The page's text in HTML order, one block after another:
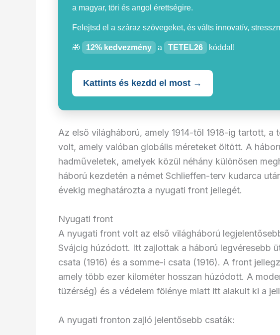
a magyar, töri és angol érettségire.
Felejtsd el a száraz szövegeket, és válts innovatív,
🎁 12% kedvezmény a TETEL26 kóddal!
Kattints és kezdd el most →
Az első világháború, amely 1914-től 1918-ig tartott, a
volt, amely valóban globális méreteket öltött. A
hadműveletek, amelyek közül néhány különösen
háború kezdetén a német Schlieffen-terv kudarca
évekig meghatározta a nyugati front jellegét.
Nyugati front
A nyugati front volt az első világháború
Svájcig húzódott. Itt zajlottak a háború legvéresebb
csata (1916) és a somme-i csata (1916). A front
amely több ezer kilométer hosszan húzódott. A
tüzérség) és a védelem fölénye miatt itt alakult ki a
A nyugati fronton zajló jelentősebb csaták: